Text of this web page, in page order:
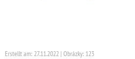
Erstellt am: 27.11.2022 | Obrázky: 123